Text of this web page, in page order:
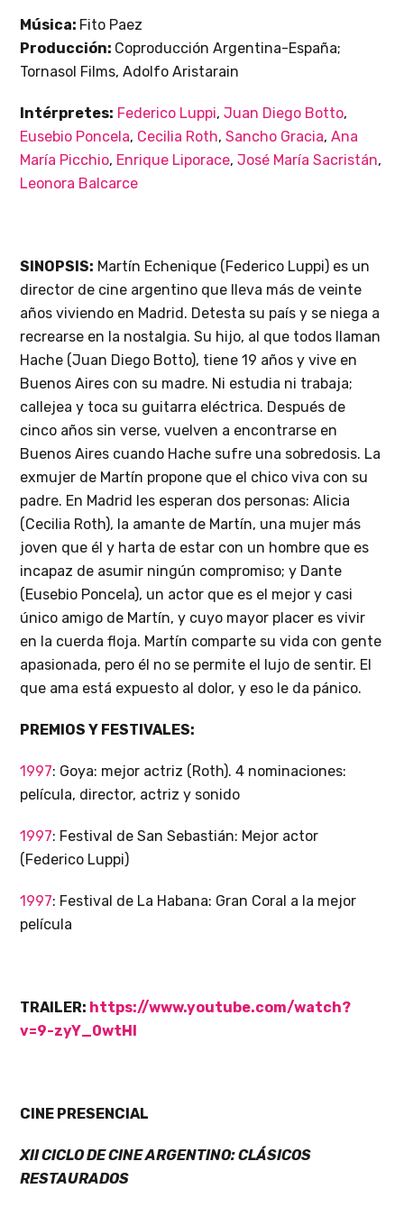
Música: Fito Paez
Producción: Coproducción Argentina-España;
Tornasol Films, Adolfo Aristarain
Intérpretes: Federico Luppi,Juan Diego Botto,
Eusebio Poncela, Cecilia Roth,Sancho Gracia,Ana
María Picchio, Enrique Liporace,José María Sacristán,
Leonora Balcarce
SINOPSIS: Martín Echenique (Federico Luppi) es un
director de cine argentino que lleva más de veinte
años viviendo en Madrid. Detesta su país y se niega a
recrearse en la nostalgia. Su hijo, al que todos llaman
Hache (Juan Diego Botto), tiene 19 años y vive en
Buenos Aires con su madre. Ni estudia ni trabaja;
callejea y toca su guitarra eléctrica. Después de
cinco años sin verse, vuelven a encontrarse en
Buenos Aires cuando Hache sufre una sobredosis. La
exmujer de Martín propone que el chico viva con su
padre. En Madrid les esperan dos personas: Alicia
(Cecilia Roth), la amante de Martín, una mujer más
joven que él y harta de estar con un hombre que es
incapaz de asumir ningún compromiso; y Dante
(Eusebio Poncela), un actor que es el mejor y casi
único amigo de Martín, y cuyo mayor placer es vivir
en la cuerda floja. Martín comparte su vida con gente
apasionada, pero él no se permite el lujo de sentir. El
que ama está expuesto al dolor, y eso le da pánico.
PREMIOS Y FESTIVALES:
1997: Goya: mejor actriz (Roth). 4 nominaciones:
película, director, actriz y sonido
1997: Festival de San Sebastián: Mejor actor
(Federico Luppi)
1997: Festival de La Habana: Gran Coral a la mejor
película
TRAILER: https://www.youtube.com/watch?
v=9-zyY_0wtHI
CINE PRESENCIAL
XII CICLO DE CINE ARGENTINO: CLÁSICOS
RESTAURADOS